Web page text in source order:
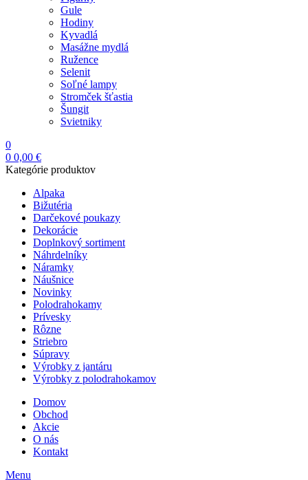
Gule
Hodiny
Kyvadlá
Masážne mydlá
Ružence
Selenit
Soľné lampy
Stromček šťastia
Šungit
Svietniky
0
0 0,00 €
Kategórie produktov
Alpaka
Bižutéria
Darčekové poukazy
Dekorácie
Doplnkový sortiment
Náhrdelníky
Náramky
Náušnice
Novinky
Polodrahokamy
Prívesky
Rôzne
Striebro
Súpravy
Výrobky z jantáru
Výrobky z polodrahokamov
Domov
Obchod
Akcie
O nás
Kontakt
Menu